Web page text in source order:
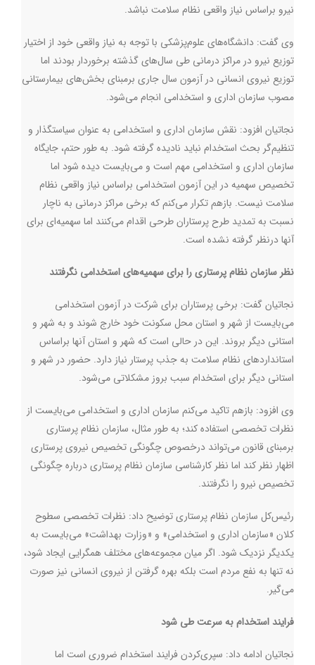
نیرو براساس نیاز واقعی نظام سلامت نباشد.
وی گفت: دانشگاه‌های علوم‌پزشکی با توجه به نیاز واقعی خود از اختیار
توزیع نیرو در مراکز درمانی طی سال‌های گذشته برخوردار بودند اما
توزیع نیروی انسانی در آزمون سال جاری برمبنای بخش‌های بیمارستانی
مصوب سازمان اداری و استخدامی انجام می‌شود.
نجاتیان افزود: نقش سازمان اداری و استخدامی به عنوان سیاستگذار و
تنظیم‌گر بحث استخدام نباید نادیده گرفته شود. به طور حتم، جایگاه
سازمان اداری و استخدامی مهم است و می‌بایست دیده شود اما
تخصیص سهمیه در این آزمون استخدامی براساس نیاز واقعی نظام
سلامت نیست. بازهم تکرار می‌کنم که برخی مراکز درمانی به ناچار
نسبت به تمدید طرح پرستاران طرحی اقدام می‌کنند اما سهمیه‌ای برای
آنها درنظر گرفته نشده است.
نظر سازمان نظام پرستاری را برای سهمیه‌های استخدامی نگرفتند
نجاتیان گفت: برخی پرستاران برای شرکت در آزمون استخدامی
می‌بایست از شهر و استان محل سکونت خود خارج شوند و به شهر و
استانی دیگر بروند. این در حالی است که شهر و استان آنها براساس
استانداردهای نظام سلامت به جذب پرستار نیاز دارد. حضور در شهر و
استانی دیگر برای استخدام سبب بروز مشکلاتی می‌شود.
وی افزود: بازهم تاکید می‌کنم سازمان اداری و استخدامی می‌بایست از
نظرات تخصصی استفاده کند؛ به طور مثال، سازمان نظام پرستاری
برمبنای قانون می‌تواند درخصوص چگونگی تخصیص نیروی پرستاری
اظهار نظر کند اما نظر کارشناسی سازمان نظام پرستاری درباره چگونگی
تخصیص نیرو را نگرفتند.
رئیس‌کل سازمان نظام پرستاری توضیح داد: نظرات تخصصی سطوح
کلان «سازمان اداری و استخدامی» و «وزارت بهداشت» می‌بایست به
یکدیگر نزدیک شود. اگر میان مجموعه‌های مختلف همگرایی ایجاد شود،
نه تنها به نفع مردم است بلکه بهره‌ گرفتن از نیروی انسانی نیز صورت
می‌گیر.
فرایند استخدام به سرعت طی شود
نجاتیان ادامه داد: سپری‌کردن فرایند استخدام ضروری است اما